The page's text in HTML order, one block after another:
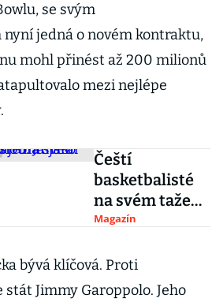
se svým
jedná o novém kontraktu,
mohl přinést až 200 milionů
mezi nejlépe
Čeští
basketbalisté
na svém tažení
nezbohatnou.
Reprezentaci
mají brát jako
Magazín
bývá klíčová. Proti
Jimmy Garoppolo. Jeho